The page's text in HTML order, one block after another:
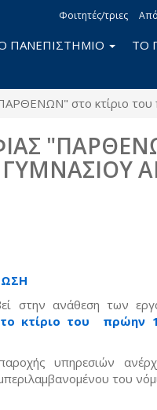
Φοιτητές/τριες
ΠΑΝΕΠΙΣΤΗΜΙΟ ΤΟ
στο κτίριο
στην ανάθεση των
κτίριο του πρώην
υπηρεσιών
του